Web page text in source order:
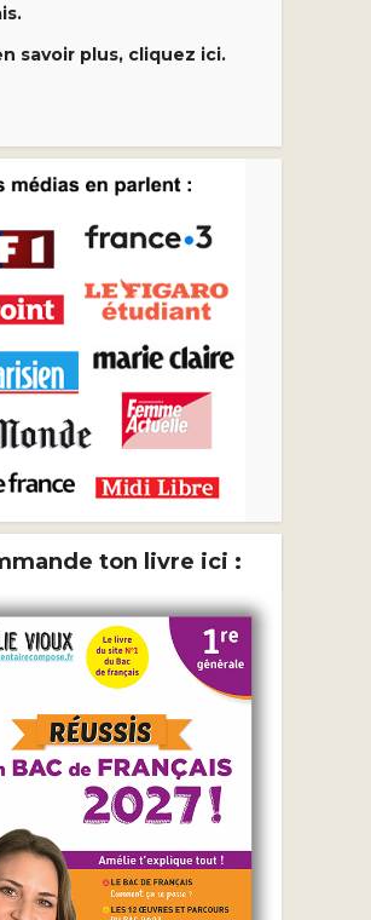
savoir plus, cliquez ici.
ton livre ici :